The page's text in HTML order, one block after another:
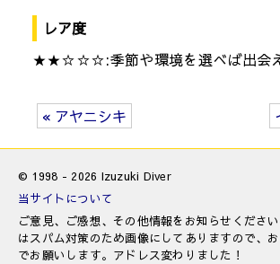
レア度
★★☆☆☆:季節や環境を選べば出会
« アヤニシキ
© 1998 - 2026 Izuzuki Diver
当サイトについて
ご意見、ご感想、その他情報をお知らせくださ
はスパム対策のため画像にしてありますので、
でお願いします。アドレス変わりました！